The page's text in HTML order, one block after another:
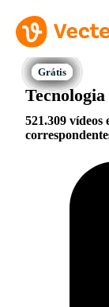
521.309 vídeos